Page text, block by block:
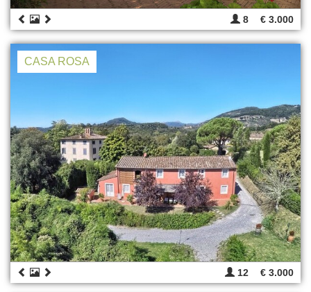
8 € 3.000
CASA ROSA
12 € 3.000